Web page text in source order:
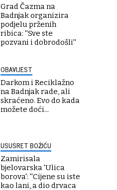
Grad Čazma na
Badnjak organizira
podjelu prženih
ribica: ''Sve ste
pozvani i dobrodošli''
OBAVIJEST
Darkom i Reciklažno
na Badnjak rade, ali
skraćeno. Evo do kada
možete doći...
USUSRET BOŽIĆU
Zamirisala
bjelovarska 'Ulica
borova': ''Cijene su iste
kao lani, a dio drvaca